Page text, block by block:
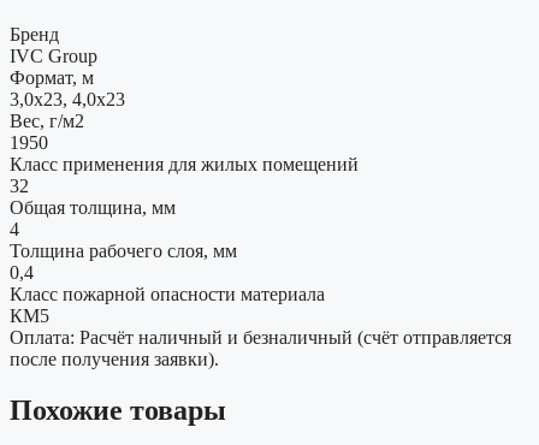
Бренд
IVC Group
Формат, м
3,0x23, 4,0x23
Вес, г/м2
1950
Класс применения для жилых помещений
32
Общая толщина, мм
4
Толщина рабочего слоя, мм
0,4
Класс пожарной опасности материала
КМ5
Оплата: Расчёт наличный и безналичный (счёт отправляется
после получения заявки).
Похожие товары